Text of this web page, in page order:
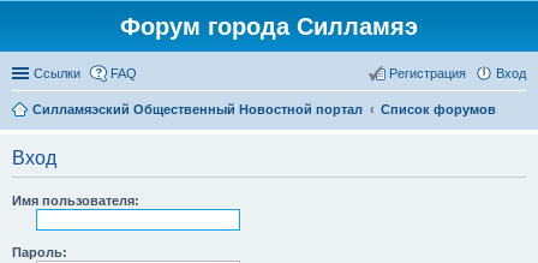
Форум города Силламяэ
Ссылки FAQ Вход
Регистрация
Силламяэский Общественный Новостной портал Список форумов
Вход
Имя пользователя:
Пароль: